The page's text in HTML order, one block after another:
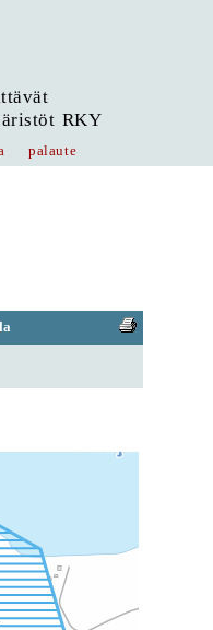
RKY
palaute